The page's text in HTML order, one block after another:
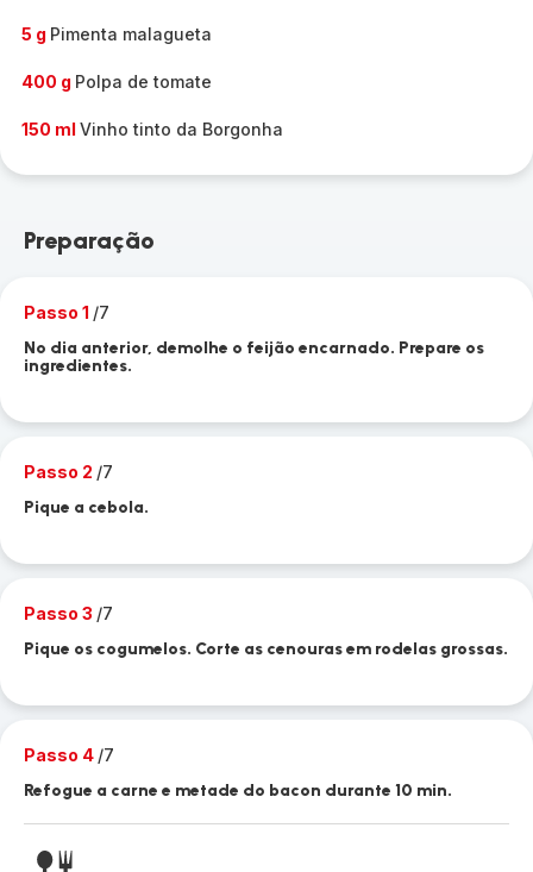
5 g Pimenta malagueta
400 g Polpa de tomate
150 ml Vinho tinto da Borgonha
Preparação
Passo 1 /7
No dia anterior, demolhe o feijão encarnado. Prepare os
ingredientes.
Passo 2 /7
Pique a cebola.
Passo 3 /7
Pique os cogumelos. Corte as cenouras em rodelas grossas.
Passo 4 /7
Refogue a carne e metade do bacon durante 10 min.